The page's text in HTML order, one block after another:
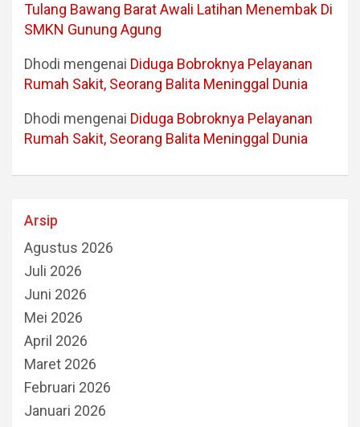
Tulang Bawang Barat Awali Latihan Menembak Di
SMKN Gunung Agung
Dhodi mengenai Diduga Bobroknya Pelayanan
Rumah Sakit, Seorang Balita Meninggal Dunia
Dhodi mengenai Diduga Bobroknya Pelayanan
Rumah Sakit, Seorang Balita Meninggal Dunia
Arsip
Agustus 2026
Juli 2026
Juni 2026
Mei 2026
April 2026
Maret 2026
Februari 2026
Januari 2026